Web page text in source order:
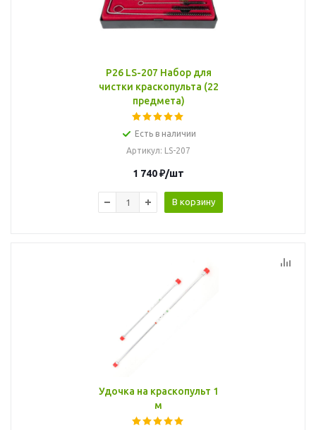
P26 LS-207 Набор для
чистки краскопульта (22
предмета)
Есть в наличии
Артикул: LS-207
1 740₽/шт
В корзину
Удочка на краскопульт 1
м